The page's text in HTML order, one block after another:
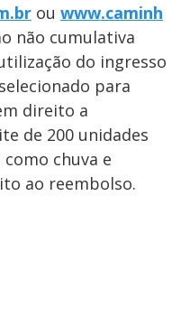
ou www.caminh
não cumulativa
do ingresso
para
direito a
de 200 unidades
chuva e
ao reembolso.